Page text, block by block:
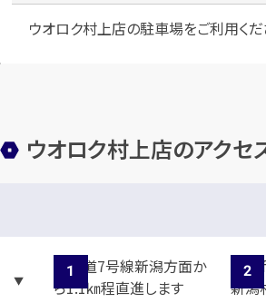
ウオロク村上店の駐車場をご利用く
ウオロク村上店のアクセ